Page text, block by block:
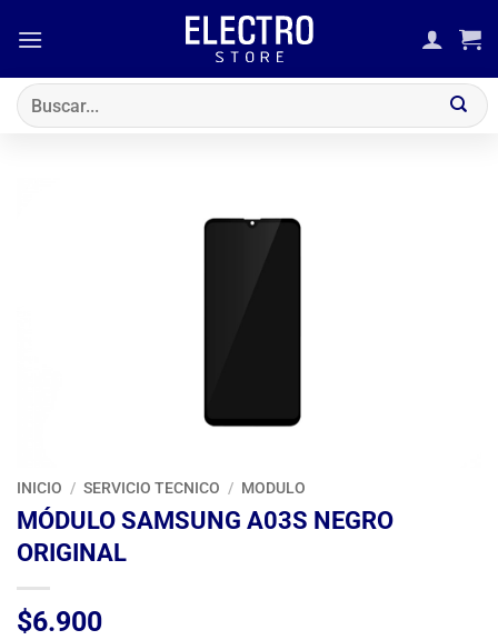
Buscar
por:
INICIO / SERVICIO TECNICO / MODULO
MÓDULO SAMSUNG A03S NEGRO
ORIGINAL
$6.900